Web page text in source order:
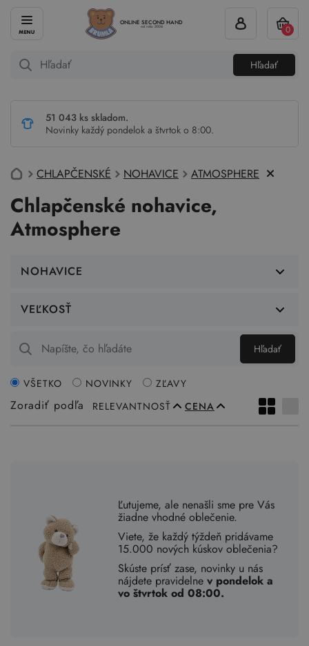
ONLINE SECOND HAND
od roku 2004
Hľadať
0
51 043 ks skladom.
Novinky každý pondelok a štvrtok o 8:00.
CHLAPČENSKÉ NOHAVICE ATMOSPHERE
Chlapčenské nohavice,
Atmosphere
NOHAVICE
VEĽKOSŤ
Hľadať
Zoradiť podľa RELEVANTNOSŤ CENA
VŠETKO NOVINKY ZĽAVY
Ľutujeme, ale nenašli sme pre Vás
žiadne vhodné oblečenie.
Viete, že každý týždeň pridávame
15.000 nových kúskov oblečenia?
Skúste prísť zase, novinky u nás
nájdete pravidelnev pondelok a
vo štvrtok od 08:00.